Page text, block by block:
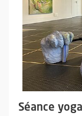
Séance